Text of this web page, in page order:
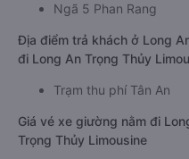
Ngã 5 Phan Rang
Địa điểm trả khách ở Long
đi Long An Trọng Thủy
Trạm thu phí Tân An
Giá vé xe giường nằm đi
Trọng Thủy Limousine